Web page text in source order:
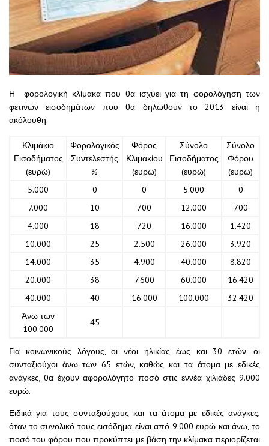
Η φορολογική κλίμακα που θα ισχύει για τη φορολόγηση των
φετινών εισοδημάτων που θα δηλωθούν το 2013 είναι η
ακόλουθη:
Κλιμάκιο
Εισοδήματος
(ευρώ)
Φορολογικός
Συντελεστής
%
Φόρος
Κλιμακίου
(ευρώ)
Σύνολο
Εισοδήματος
(ευρώ)
Σύνολο
Φόρου
(ευρώ)
5.000
0 0 5.000
0
7.000
10 700 12.000
700
4.000
18 720 16.000
1.420
10.000
25 2.500 26.000
3.920
14.000
35 4.900 40.000
8.820
20.000
38 7.600 60.000
16.420
40.000
40 16.000 100.000
32.420
Άνω των
100.000
45
Για κοινωνικούς λόγους, οι νέοι ηλικίας έως και 30 ετών, οι
συνταξιούχοι άνω των 65 ετών, καθώς και τα άτομα με εδικές
ανάγκες, θα έχουν αφορολόγητο ποσό στις εννέα χιλιάδες 9.000
ευρώ.
Ειδικά για τους συνταξιούχους και τα άτομα με εδικές ανάγκες,
όταν το συνολικό τους εισόδημα είναι από 9.000 ευρώ και άνω, το
ποσό του φόρου που προκύπτει με βάση την κλίμακα περιορίζεται